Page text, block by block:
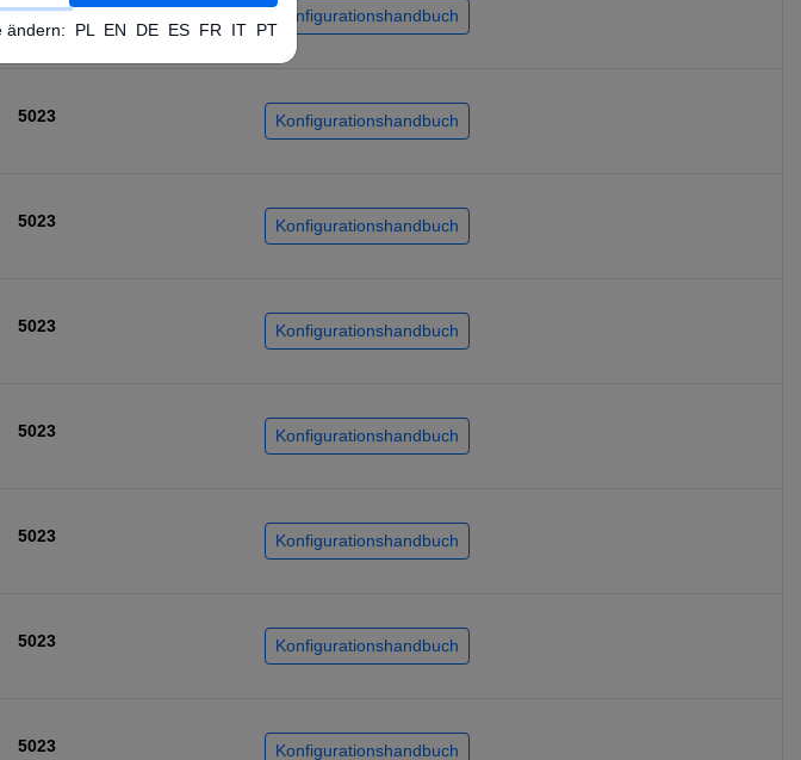
5023 Konfigurationshandbuch
5023 Konfigurationshandbuch
5023 Konfigurationshandbuch
5023 Konfigurationshandbuch
5023 Konfigurationshandbuch
5023 Konfigurationshandbuch
5023 Konfigurationshandbuch
5023 Konfigurationshandbuch
ändern: PL EN DE ES FR IT PT